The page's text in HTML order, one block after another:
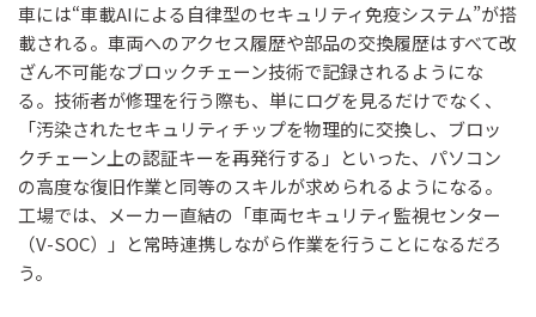
車には“車載AIによる自律型のセキュリティ免疫システム”が搭
載される。車両へのアクセス履歴や部品の交換履歴はすべて改
ざん不可能なブロックチェーン技術で記録されるようにな
る。技術者が修理を行う際も、単にログを見るだけでなく、
「汚染されたセキュリティチップを物理的に交換し、ブロッ
クチェーン上の認証キーを再発行する」といった、パソコン
の高度な復旧作業と同等のスキルが求められるようになる。
工場では、メーカー直結の「車両セキュリティ監視センター
（V-SOC）」と常時連携しながら作業を行うことになるだろ
う。